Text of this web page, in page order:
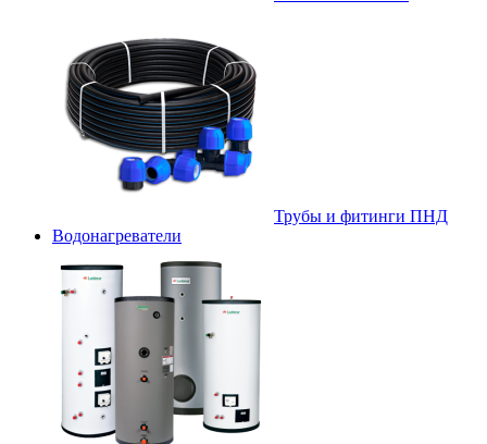
Трубы и фитинги ПНД
Водонагреватели